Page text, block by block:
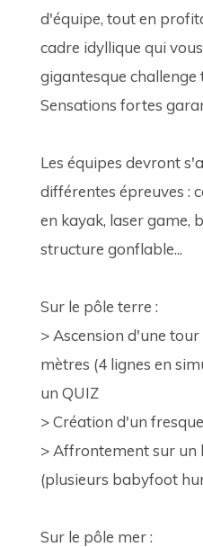
d'équipe, tout en
cadre idyllique qui
gigantesque challenge
Sensations fortes
Les équipes devront
différentes épreuves :
en kayak, laser game,
structure gonflable...
Sur le pôle terre :
> Ascension d'une
mètres (4 lignes en
un QUIZ
> Création d'un
> Affrontement sur
(plusieurs babyfoot
Sur le pôle mer :